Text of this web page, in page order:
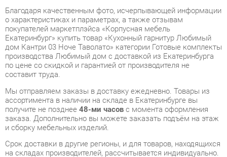
дом Кантри 03 Ноче Таволато» категории Готовые комплекты
производства Любимый дом с доставкой из Екатеринбурга
по цене со скидкой и гарантией от производителя не
составит труда.
Мы отправляем заказы в доставку ежедневно. Товары из
ассортимента в наличии на складе в Екатеринбурге вы
получите не позднее48-ми часовс момента оформления
заказа. Дополнительно вы можете заказать подъём на этаж
Срок доставки в другие регионы, и для товаров, находящихся
на складах производителей, рассчитывается индивидуально.
Уточнить наличие, срок и стоимость доставки вы можете
через формуобратной связи.
В любой момент до передачи заказа в доставку, а также в
течение 7-ми дней после получения заказа вы можете